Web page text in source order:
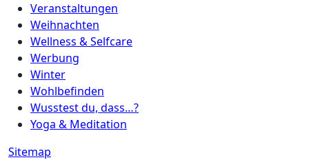
Veranstaltungen
Weihnachten
Wellness & Selfcare
Werbung
Winter
Wohlbefinden
Wusstest du, dass…?
Yoga & Meditation
Sitemap